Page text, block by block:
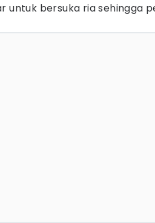
untuk bersuka ria sehingga